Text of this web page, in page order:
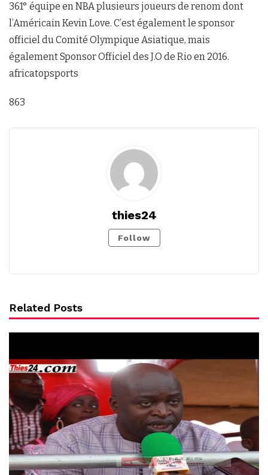
361° équipe en NBA plusieurs joueurs de renom dont
l’Américain Kevin Love. C’est également le sponsor
officiel du Comité Olympique Asiatique, mais
également Sponsor Officiel des J.O de Rio en 2016.
africatopsports
863
thies24
Follow
Related Posts